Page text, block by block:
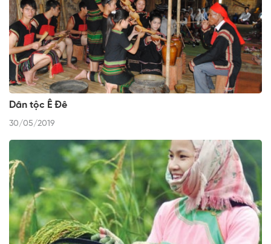
Dân tộc Ê Đê
30/05/2019